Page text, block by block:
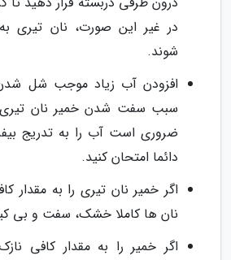
در غیر این صورت، نان
شوند.
افزودن آب زیاد موجب شل
سبب سفت شدن خمیر نان تیری
ضروری است آب را به تدریج
دائما امتحان کنید.
اگر خمیر نان تیری را به مقدار
نان ها کاملا خشک، سفت و بی
اگر خمیر را به مقدار کافی